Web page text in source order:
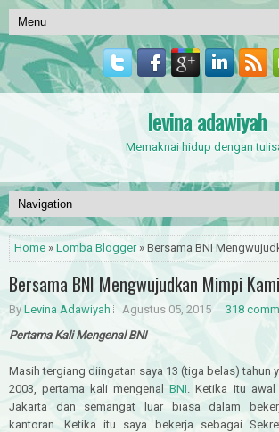
levina adawiyah
Memaknai hidup dengan
Home » Lomba Blogger» Bersama BNI
Bersama BNI Mengwujudkan Mimpi Kami
By Levina Adawiyah Agustus 05, 2015
318
Pertama Kali Mengenal BNI
Masih tergiang diingatan saya 13 (tiga belas) tahun
2003, pertama kali mengenalBNI. Ketika itu
Jakarta dan semangat luar biasa dalam
kantoran. Ketika itu saya bekerja sebagai